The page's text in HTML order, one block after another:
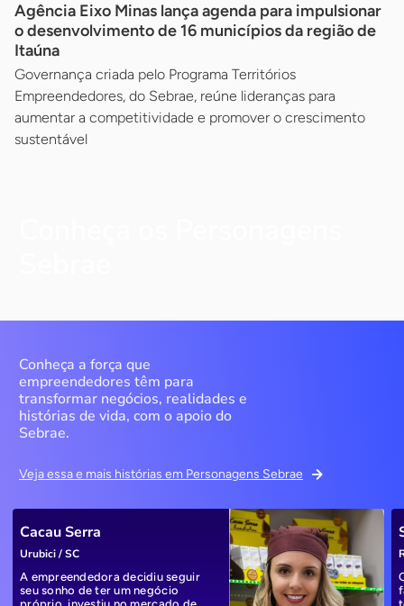
Agência Eixo Minas lança agenda para impulsionar
o desenvolvimento de 16 municípios da região de
Itaúna
Governança criada pelo Programa Territórios
Empreendedores, do Sebrae, reúne lideranças para
aumentar a competitividade e promover o crescimento
sustentável
Conheça a força que
empreendedores têm para
transformar negócios, realidades e
histórias de vida, com o apoio do
Sebrae.
Veja essa e mais histórias em Personagens Sebrae
Cacau Serra
Urubici / SC
A empreendedora decidiu seguir
seu sonho de ter um negócio